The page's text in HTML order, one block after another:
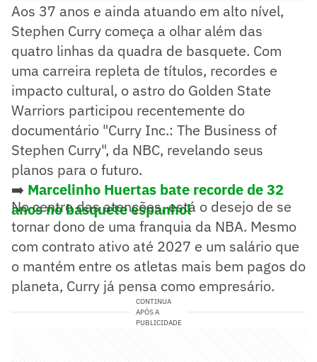
Aos 37 anos e ainda atuando em alto nível,
Stephen Curry começa a olhar além das
quatro linhas da quadra de basquete. Com
uma carreira repleta de títulos, recordes e
impacto cultural, o astro do Golden State
Warriors participou recentemente do
documentário "Curry Inc.: The Business of
Stephen Curry", da NBC, revelando seus
planos para o futuro.
➡️ Marcelinho Huertas bate recorde de 32
anos no basquete espanhol
No centro das atenções, está o desejo de se
tornar dono de uma franquia da NBA. Mesmo
com contrato ativo até 2027 e um salário que
o mantém entre os atletas mais bem pagos do
planeta, Curry já pensa como empresário.
CONTINUA
APÓS A
PUBLICIDADE